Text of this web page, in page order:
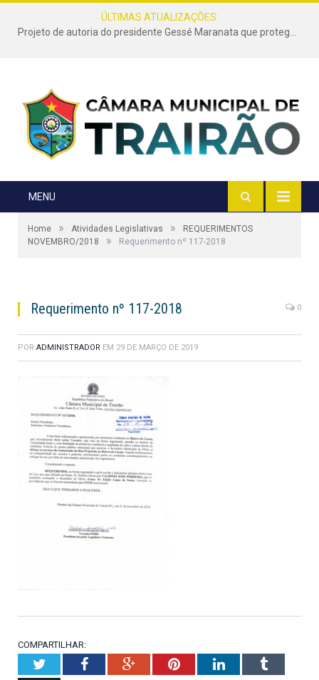
ÚLTIMAS ATUALIZAÇÕES:
Projeto de autoria do presidente Gessé Maranata que protege as estradas vicinais de Trairão é transformado em lei
MENU
Home » Atividades Legislativas »
REQUERIMENTOS
NOVEMBRO/2018
» Requerimento nº 117-2018
Requerimento nº 117-2018 0
POR ADMINISTRADOR EM 29 DE MARÇO DE 2019
COMPARTILHAR:
TwitterFacebookGoogle+PinterestLinkedInTumblr